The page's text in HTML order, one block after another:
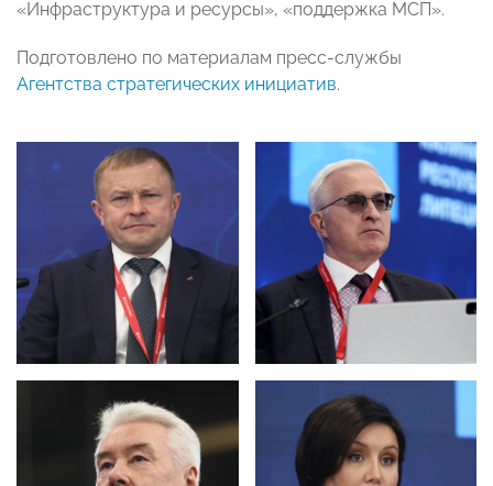
«Инфраструктура и ресурсы», «поддержка МСП».
Подготовлено по материалам пресс-службы
Агентства стратегических инициатив.